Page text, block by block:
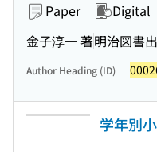
Paper Digital
金子淳一 著明治図書
Author Heading (ID)
学年別